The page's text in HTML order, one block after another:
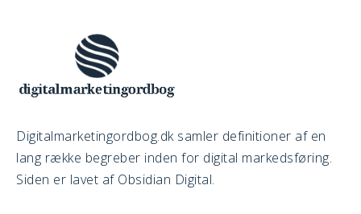
Digitalmarketingordbog.dk samler definitioner af en
lang række begreber inden for digital markedsføring.
Siden er lavet af Obsidian Digital.